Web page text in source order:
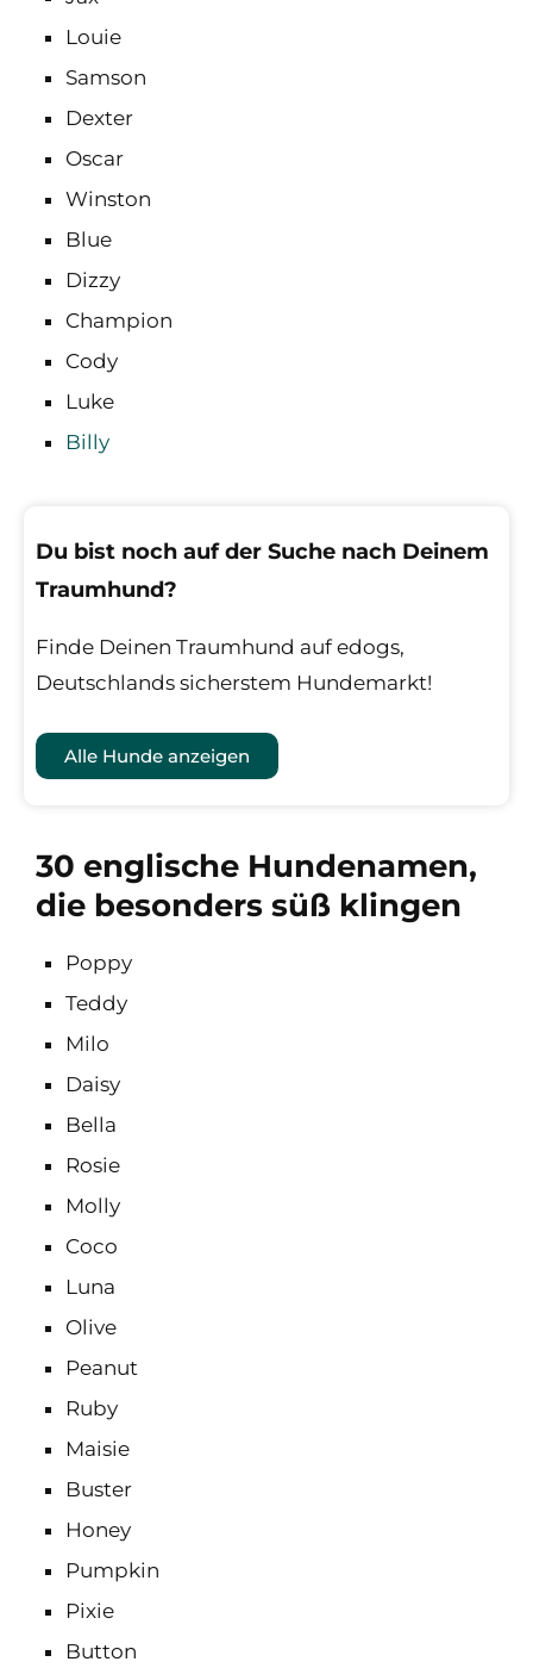
Louie
Samson
Dexter
Oscar
Winston
Blue
Dizzy
Champion
Cody
Luke
Billy
Du bist noch auf der Suche nach Deinem
Traumhund?
Finde Deinen Traumhund auf edogs,
Deutschlands sicherstem Hundemarkt!
Alle Hunde anzeigen
30 englische Hundenamen,
die besonders süß klingen
Poppy
Teddy
Milo
Daisy
Bella
Rosie
Molly
Coco
Luna
Olive
Peanut
Ruby
Maisie
Buster
Honey
Pumpkin
Pixie
Button